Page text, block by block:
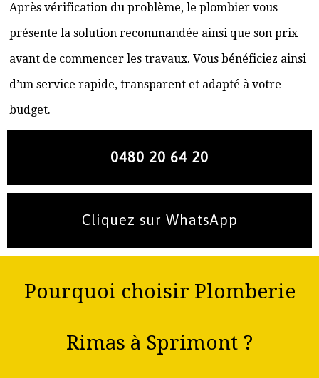
Après vérification du problème, le plombier vous
présente la solution recommandée ainsi que son prix
avant de commencer les travaux. Vous bénéficiez ainsi
d’un service rapide, transparent et adapté à votre
budget.
0480 20 64 20
Cliquez sur WhatsApp
Pourquoi choisir Plomberie
Rimas à Sprimont ?